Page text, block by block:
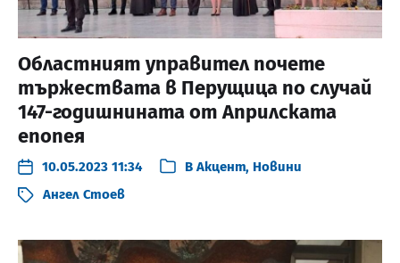
Областният управител почете
тържествата в Перущица по случай
147-годишнината от Априлската
епопея
10.05.2023 11:34 В Акцент, Новини
Ангел Стоев